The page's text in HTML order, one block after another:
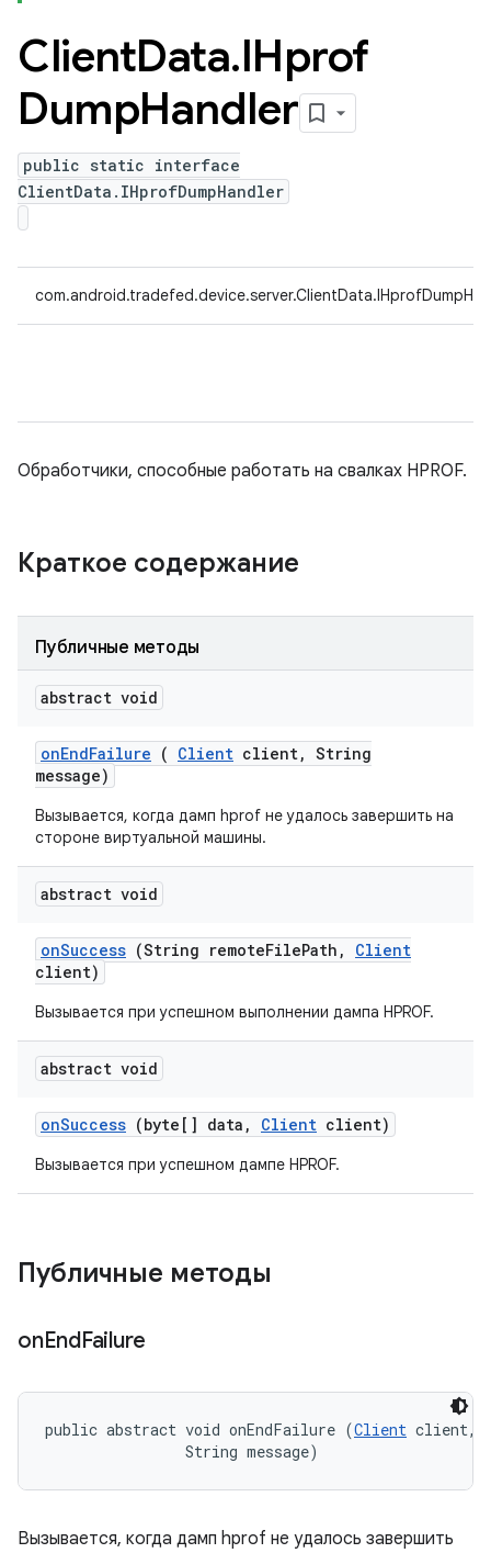
ClientData.IHprof
DumpHandler
public static interface
ClientData.IHprofDumpHandler
Обработчики, способные работать на свалках HPROF.
Краткое содержание
Публичные методы
abstract void
onEndFailure ( Client client, String
message)
Вызывается, когда дамп hprof не удалось завершить на
стороне виртуальной машины.
abstract void
onSuccess (String remoteFilePath ,
Client
client)
Вызывается при успешном выполнении дампа HPROF.
abstract void
onSuccess (byte[] data , Client client)
Вызывается при успешном дампе HPROF.
Публичные методы
onEndFailure
public abstract void onEndFailure (Client client,
                String message)
Вызывается, когда дамп hprof не удалось завершить